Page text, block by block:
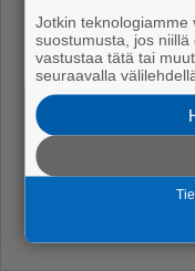
Jotkin teknologiamme
suostumusta, jos
vastustaa tätä tai
seuraavalla